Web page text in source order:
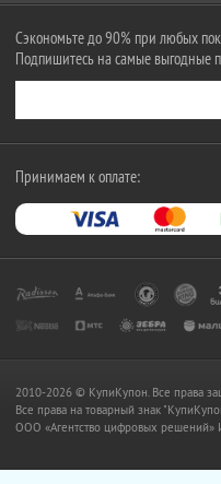
Сэкономьте до 90% при любых
Подпишитесь на самые выгодные
Принимаем к оплате:
2010-2026 © КупиКупон. Все права
Все права на товарный знак
OOO «Агентство цифровых